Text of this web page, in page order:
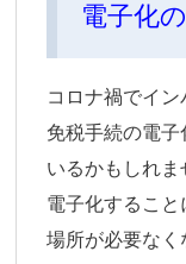
電子化
コロナ禍でイン
免税手続の電
いるかもしれま
電子化するこ
場所が必要なく